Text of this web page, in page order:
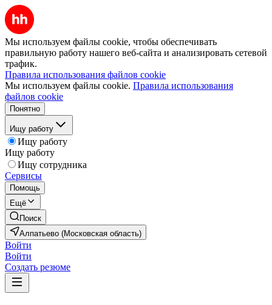
Мы используем файлы cookie, чтобы обеспечивать
правильную работу нашего веб-сайта и анализировать сетевой
трафик.
Правила использования файлов cookie
Мы используем файлы cookie. Правила использования
файлов cookie
Понятно
Ищу работу
Ищу работу
Ищу работу
Ищу сотрудника
Сервисы
Помощь
Ещё
Поиск
Алпатьево (Московская область)
Войти
Войти
Создать резюме